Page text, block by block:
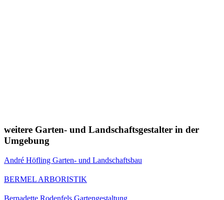
weitere Garten- und Landschaftsgestalter in der
Umgebung
André Höfling Garten- und Landschaftsbau
BERMEL ARBORISTIK
Bernadette Rodenfels Gartengestaltung